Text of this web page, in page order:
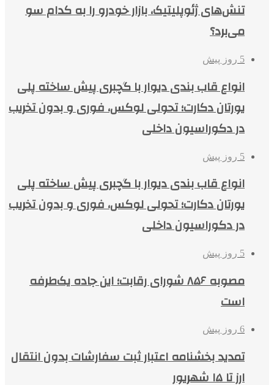
تنش‌های ژئوپلیتیک، بازار خودرو را به کدام سو
می‌برد؟
5 روز پیش
انواع قاب بندی دیوار با گچبری پیش ساخته پلی
یورتان دکارت؛ تحولی لوکس، فوری و بدون تخریب
در دکوراسیون داخلی
5 روز پیش
انواع قاب بندی دیوار با گچبری پیش ساخته پلی
یورتان دکارت؛ تحولی لوکس، فوری و بدون تخریب
در دکوراسیون داخلی
5 روز پیش
مصوبه ۸۵۶ شورای رقابت؛ این جاده یک‌طرفه
است
6 روز پیش
تمدید بخشنامه اعتبار ثبت سفارشات بدون انتقال
ارز تا ۱۵ شهریور